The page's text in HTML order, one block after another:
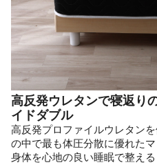
高反発ウレタンで寝返り
イドダブル
高反発プロファイルウレタン
の中で最も体圧分散に優れた
身体を心地の良い睡眠で整え